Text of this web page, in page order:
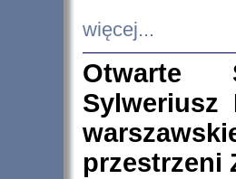
więcej...
Otwarte
Sylweriusz
przestrzeni